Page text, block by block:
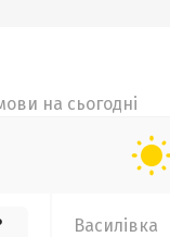
на сьогодні
Василівка